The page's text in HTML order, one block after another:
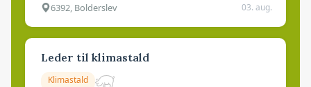
6392, Bolderslev 03. aug.
Leder til klimastald
Klimastald